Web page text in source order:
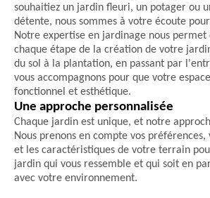
souhaitiez un jardin fleuri, un potager ou
détente, nous sommes à votre écoute
Notre expertise en jardinage nous
chaque étape de la création de votre
du sol à la plantation, en passant par
vous accompagnons pour que votre
fonctionnel et esthétique.
Une approche personnalisée
Chaque jardin est unique, et notre
Nous prenons en compte vos
et les caractéristiques de votre terrain
jardin qui vous ressemble et qui soit en
avec votre environnement.